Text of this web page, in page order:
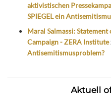
aktivistischen
SPIEGEL ein
Maral Salmassi:
Campaign - ZERA Institute
Antisemitismusproblem?
Aktuell